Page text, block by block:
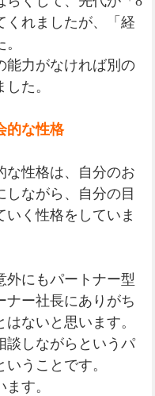
くれましたが、「経
能力がなければ別の
た。
的な性格
な性格は、自分のお
ながら、自分の目
く性格をしていま
外にもパートナー型
ナー社長にありがち
ないと思います。
談しながらというパ
うことです。
す。